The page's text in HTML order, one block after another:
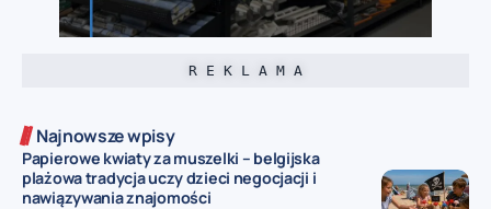
R E K L A M A
Najnowsze wpisy
Papierowe kwiaty za muszelki – belgijska
plażowa tradycja uczy dzieci negocjacji i
nawiązywania znajomości